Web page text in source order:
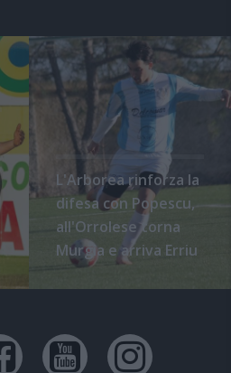
L'Arborea rinforza la
difesa con Popescu,
all'Orrolese torna
Murgia e arriva Erriu